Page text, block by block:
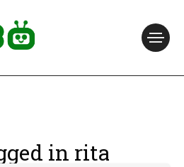
in rita